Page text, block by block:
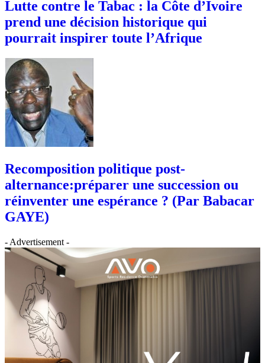
Lutte contre le Tabac : la Côte d’Ivoire
prend une décision historique qui
pourrait inspirer toute l’Afrique
Recomposition politique post-
alternance:préparer une succession ou
réinventer une espérance ? (Par Babacar
GAYE)
- Advertisement -